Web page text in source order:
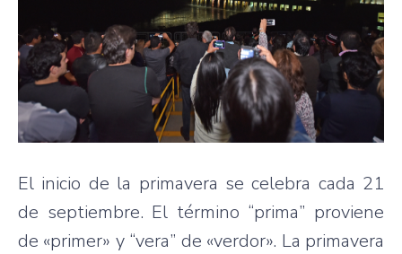
El inicio de la primavera se celebra cada 21
de septiembre. El término “prima” proviene
de «primer» y “vera” de «verdor». La primavera